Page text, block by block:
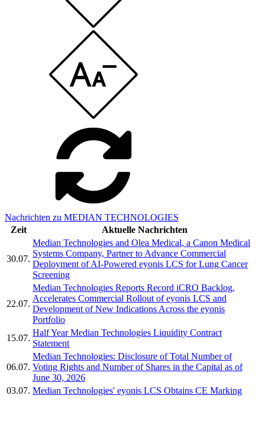
Nachrichten zu MEDIAN TECHNOLOGIES
Zeit
Aktuelle Nachrichten
30.07.
Median Technologies and Olea Medical, a Canon Medical
Systems Company, Partner to Advance Commercial
Deployment of AI-Powered eyonis LCS for Lung Cancer
Screening
22.07.
Median Technologies Reports Record iCRO Backlog,
Accelerates Commercial Rollout of eyonis LCS and
Development of New Indications Across the eyonis
Portfolio
15.07.
Half Year Median Technologies Liquidity Contract
Statement
06.07.
Median Technologies: Disclosure of Total Number of
Voting Rights and Number of Shares in the Capital as of
June 30, 2026
03.07. Median Technologies' eyonis LCS Obtains CE Marking